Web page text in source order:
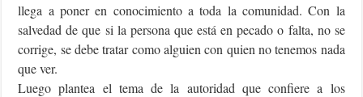
llega a poner en conocimiento a toda la comunidad. Con la
salvedad de que si la persona que está en pecado o falta, no se
corrige, se debe tratar como alguien con quien no tenemos nada
que ver.
Luego plantea el tema de la autoridad que confiere a los